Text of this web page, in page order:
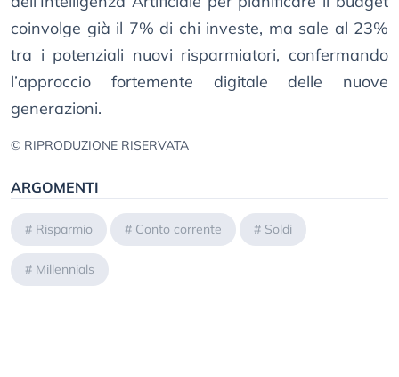
coinvolge già il 7% di chi investe, ma sale al 23%
tra i potenziali nuovi risparmiatori, confermando
l’approccio fortemente digitale delle nuove
generazioni.
© RIPRODUZIONE RISERVATA
ARGOMENTI
# Risparmio # Conto corrente # Soldi
# Millennials